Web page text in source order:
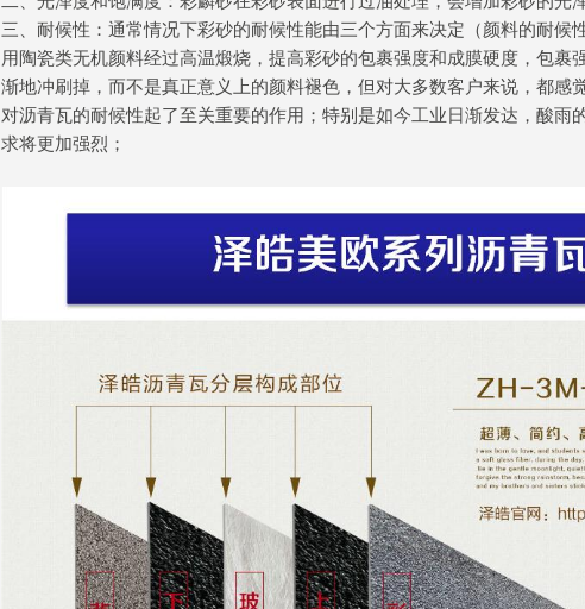
三、耐候性：通常情况下彩砂的耐候性能由三个方面来决定（颜料的耐候
用陶瓷类无机颜料经过高温煅烧，提高彩砂的包裹强度和成膜硬度，包裹
渐地冲刷掉，而不是真正意义上的颜料褪色，但对大多数客户来说，都感
对沥青瓦的耐候性起了至关重要的作用；特别是如今工业日渐发达，酸雨
求将更加强烈；